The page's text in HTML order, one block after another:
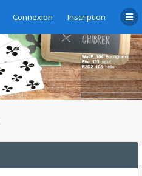
Connexion Inscription